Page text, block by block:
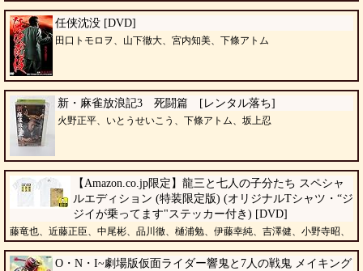
任侠沈没 [DVD]
田口トモロヲ、山下徹大、宮内知美、下條アトム
新・麻雀放浪記3 死闘篇 [レンタル落ち]
火野正平、いとうせいこう、下條アトム、坂上忍
【Amazon.co.jp限定】龍三と七人の子分たち スペシャ
ルエディション (特装限定版) (オリジナルTシャツ・“ジ
ジイが乗ってます"ステッカー付き) [DVD]
藤竜也、近藤正臣、中尾彬、品川徹、樋浦勉、伊藤幸純、吉澤健、小野寺昭、
O・N・I~劇場版仮面ライダー響鬼と7人の戦鬼 メイキング